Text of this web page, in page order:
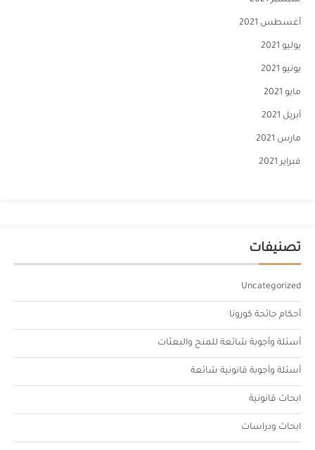
أغسطس 2021
يوليو 2021
يونيو 2021
مايو 2021
أبريل 2021
مارس 2021
فبراير 2021
تصنيفات
Uncategorized
أحكام جائحة كورونا
أسئلة وأجوبة شائعة للمنح والبعثات
أسئلة وأجوبة قانونية شائعة
ابحاث قانونية
ابحاث ودراسات